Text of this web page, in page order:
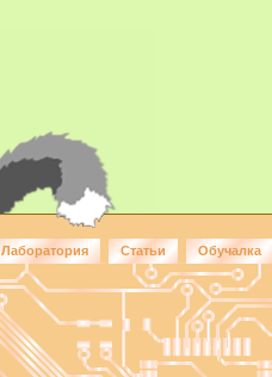
Лаборатория Статьи Обучалка